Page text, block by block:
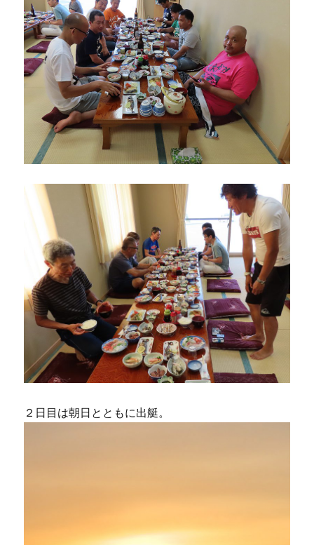
２日目は朝日とともに出艇。